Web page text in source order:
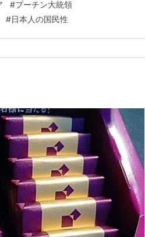
いと思うし、罪を認め、賠償する」と
ことが成立…
#プーチン大統領
#日本人の国民性